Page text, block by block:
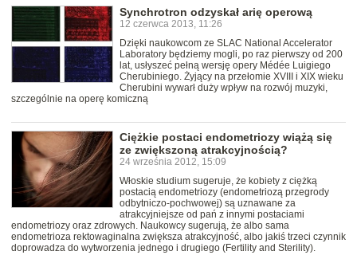
Synchrotron odzyskał arię operową
12 czerwca 2013, 11:26
Dzięki naukowcom ze SLAC National Accelerator
Laboratory będziemy mogli, po raz pierwszy od 200
lat, usłyszeć pełną wersję opery Médée Luigiego
Cherubiniego. Żyjący na przełomie XVIII i XIX wieku
Cherubini wywarł duży wpływ na rozwój muzyki,
szczególnie na operę komiczną
Ciężkie postaci endometriozy wiążą się
ze zwiększoną atrakcyjnością?
24 września 2012, 15:09
Włoskie studium sugeruje, że kobiety z ciężką
postacią endometriozy (endometriozą przegrody
odbytniczo-pochwowej) są uznawane za
atrakcyjniejsze od pań z innymi postaciami
endometriozy oraz zdrowych. Naukowcy sugerują, że albo sama
endometrioza rektowaginalna zwiększa atrakcyjność, albo jakiś trzeci czynnik
doprowadza do wytworzenia jednego i drugiego (Fertility and Sterility).